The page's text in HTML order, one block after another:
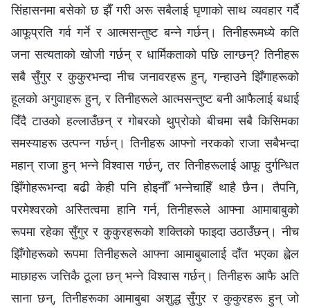
सिंहासनमा बसेको छ झैँ गरी अरू सबैलाई घृणाको साथ व्यवहार गर्दै
आफूप्रति गर्व गर्ने र आत्मसन्तुष्ट बन्‍ने गर्छन्। तिनीहरूमध्ये कति
जना सत्यताको खोजी गर्छन् र धार्मिकताको पछि लाग्छन्? तिनीहरू
सबै सुँगुर र कुकुरभन्दा नीच जनावरहरू हुन्, गन्हाउने झिँगाहरूको
हूलको अगुवाहरू हुन्, र तिनीहरूले आत्मसन्तुष्ट बनी आफैलाई बधाई
दिँदै टाउको हल्लाउँछन् र गोबरको थुप्रोको बीचमा सबै किसिमका
समस्याहरू उत्पन्‍न गर्छन्। तिनीहरू आफ्नो नरकको राजा सबैभन्दा
महान् राजा हुन् भन्‍ने विश्‍वास गर्छन्, तर तिनीहरूलाई आफू दुर्गन्धित
झिँगोहरूभन्दा बढी केही पनि होइनौँ भन्‍नेचाहिँ थाहै छैन। तैपनि,
परमेश्‍वरको अस्तित्वमा हानि गर्न, तिनीहरूले आफ्ना आमाबाबुको
रूपमा रहेका सुँगुर र कुकुरहरूको शक्तिको फाइदा उठाउँछन्। नीच
झिँगोहरूको रूपमा तिनीहरूले आफ्ना आमाबुबालाई दाँत भएका ह्वेल
माछाहरू जत्तिकै ठूला छन् भन्‍ने विश्‍वास गर्छन्। तिनीहरू आफै अति
साना छन्, तिनीहरूका आमाबुबा अशुद्ध सुँगुर र कुकुरहरू हुन् जो